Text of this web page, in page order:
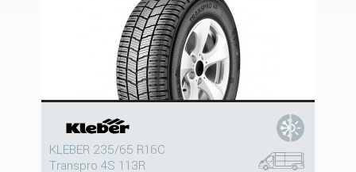
KLEBER 235/65 R16C
Transpro 4S 113R